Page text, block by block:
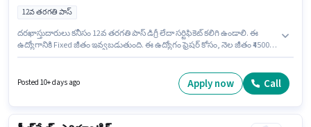
12వ తరగతి పాస్
దరఖాస్తుదారులు కనీసం 12వ తరగతి పాస్ డిగ్రీ లేదా సర్టిఫికెట్ కలిగి ఉండాలి. ఈ
ఉద్యోగానికి Fixed జీతం ఇవ్వబడుతుంది. ఈ ఉద్యోగం ఫ్రెషర్ కోసం, నెల జీతం ₹45000
ఎగ్జిక్యూటివ్ గా చేరండి.
Posted 10+ days ago Apply now Call